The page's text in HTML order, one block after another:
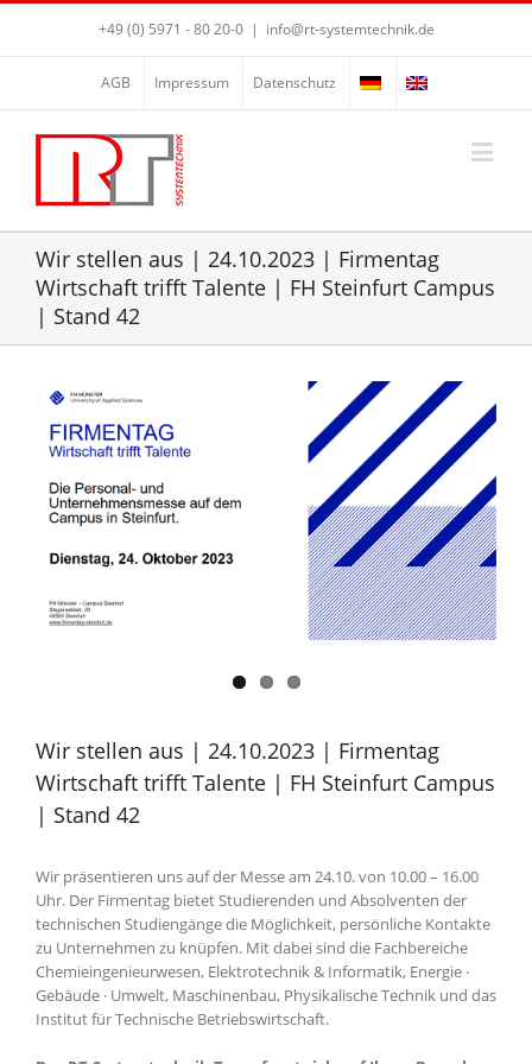
+49 (0) 5971 - 80 20-0 | info@rt-systemtechnik.de
AGB Impressum Datenschutz
Wir stellen aus | 24.10.2023 | Firmentag
Wirtschaft trifft Talente | FH Steinfurt Campus
| Stand 42
Wir stellen aus | 24.10.2023 | Firmentag
Wirtschaft trifft Talente | FH Steinfurt Campus
| Stand 42
Wir präsentieren uns auf der Messe am 24.10. von 10.00 – 16.00
Uhr. Der Firmentag bietet Studierenden und Absolventen der
technischen Studiengänge die Möglichkeit, persönliche Kontakte
zu Unternehmen zu knüpfen. Mit dabei sind die Fachbereiche
Chemieingenieurwesen, Elektrotechnik & Informatik, Energie ·
Gebäude · Umwelt, Maschinenbau, Physikalische Technik und das
Institut für Technische Betriebswirtschaft.